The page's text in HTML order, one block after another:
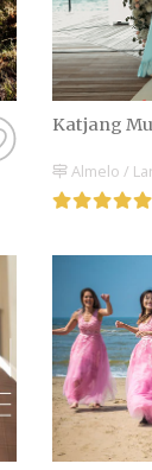
Katjang
Almelo /